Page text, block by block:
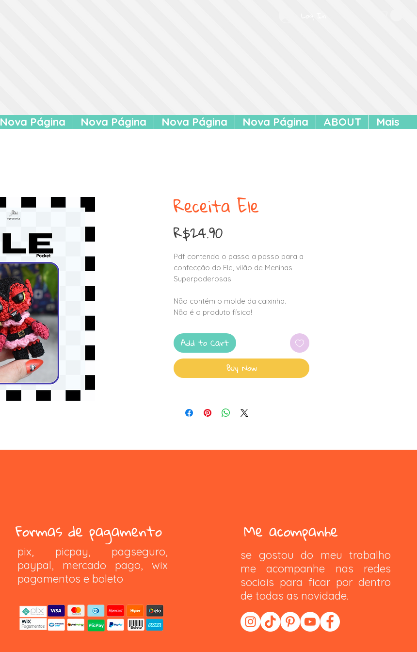
Nova Página Nova Página Nova Página Nova Página ABOUT Mais
Receita Ele
R$24.90Price
Pdf contendo o passo a passo para a
confecção do Ele, vilão de Meninas
Superpoderosas.
Não contém o molde da caixinha.
Não é o produto físico!
Add to Cart
Buy Now
Formas de pagamento
pix, picpay, pagseguro,
paypal, mercado pago, wix
pagamentos e boleto
Me acompanhe
se gostou do meu trabalho
me acompanhe nas redes
sociais para ficar por dentro
de todas as novidade.